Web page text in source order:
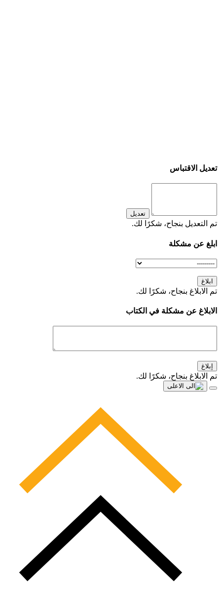
تعديل الاقتباس
تعديل
تم التعديل بنجاح، شكرًا لك.
ابلغ عن مشكلة
ابلاغ
تم الابلاغ بنجاح، شكرًا لك.
الابلاغ عن مشكلة في الكتاب
إبلاغ
تم الابلاغ بنجاح، شكرًا لك.